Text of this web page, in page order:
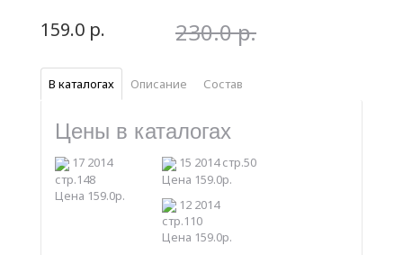
159.0 р. 230.0 р.
В каталогах Описание Состав
Цены в каталогах
17 2014
стр.148
Цена 159.0р.
15 2014 стр.50
Цена 159.0р.
12 2014
стр.110
Цена 159.0р.